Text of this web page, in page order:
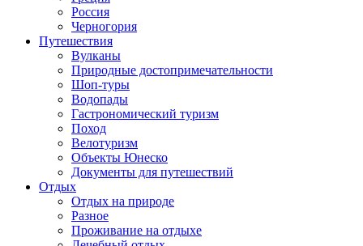
Россия
Черногория
Путешествия
Вулканы
Природные достопримечательности
Шоп-туры
Водопады
Гастрономический туризм
Поход
Велотуризм
Объекты Юнеско
Документы для путешествий
Отдых
Отдых на природе
Разное
Проживание на отдыхе